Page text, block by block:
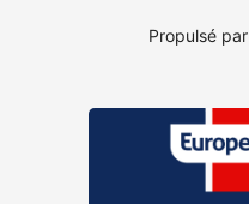
Propulsé par